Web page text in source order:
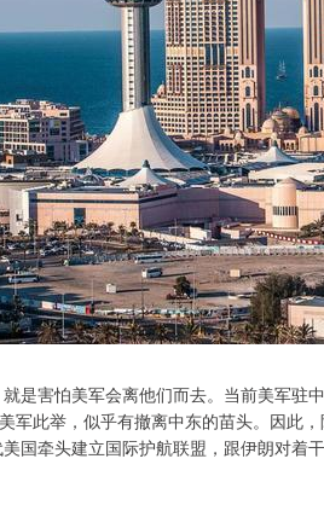
是害怕美军会离他们而去。当前美军驻
军此举，似乎有撤离中东的苗头。因此
国牵头建立国际护航联盟，跟伊朗对着